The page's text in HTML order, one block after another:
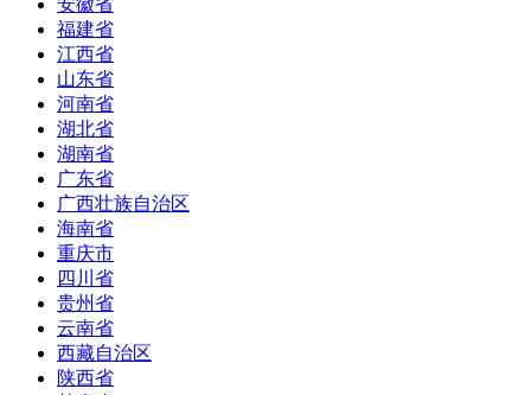
安徽省
福建省
江西省
山东省
河南省
湖北省
湖南省
广东省
广西壮族自治区
海南省
重庆市
四川省
贵州省
云南省
西藏自治区
陕西省